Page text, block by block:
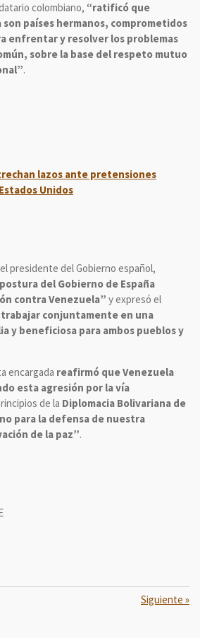
colombiano, “ratificó que
son países hermanos, comprometidos
enfrentar y resolver los problemas
sobre la base del respeto mutuo
.
lazos ante pretensiones
Unidos
presidente del Gobierno español,
del Gobierno de España
contra Venezuela” y expresó el
conjuntamente en una
y beneficiosa para ambos pueblos y
encargada reafirmó que Venezuela
esta agresión por la vía
de la Diplomacia Bolivariana de
para la defensa de nuestra
de la paz”.
Siguiente »